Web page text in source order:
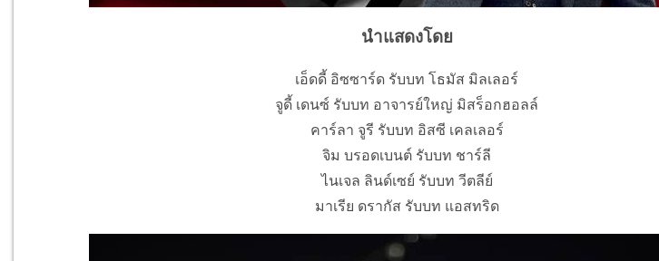
นำแสดงโดย
เอ็ดดี้ อิซซาร์ด รับบท โธมัส มิลเลอร์
จูดี้ เดนซ์ รับบท อาจารย์ใหญ่ มิสร็อกฮอลล์
คาร์ลา จูรี รับบท อิสซี เคลเลอร์
จิม บรอดเบนต์ รับบท ชาร์ลี
ไนเจล ลินด์เซย์ รับบท วีตลีย์
มาเรีย ดรากัส รับบท แอสทริด